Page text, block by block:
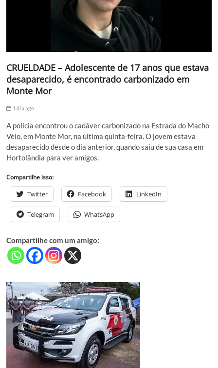
CRUELDADE – Adolescente de 17 anos que estava
desaparecido, é encontrado carbonizado em
Monte Mor
1 dia ago
A polícia encontrou o cadáver carbonizado na Estrada do Macho
Véio, em Monte Mor, na última quinta-feira. O jovem estava
desaparecido desde o dia anterior, quando saiu de sua casa em
Hortolândia para ver amigos.
Compartilhe isso:
Twitter Facebook LinkedIn
Telegram WhatsApp
Compartilhe com um amigo: